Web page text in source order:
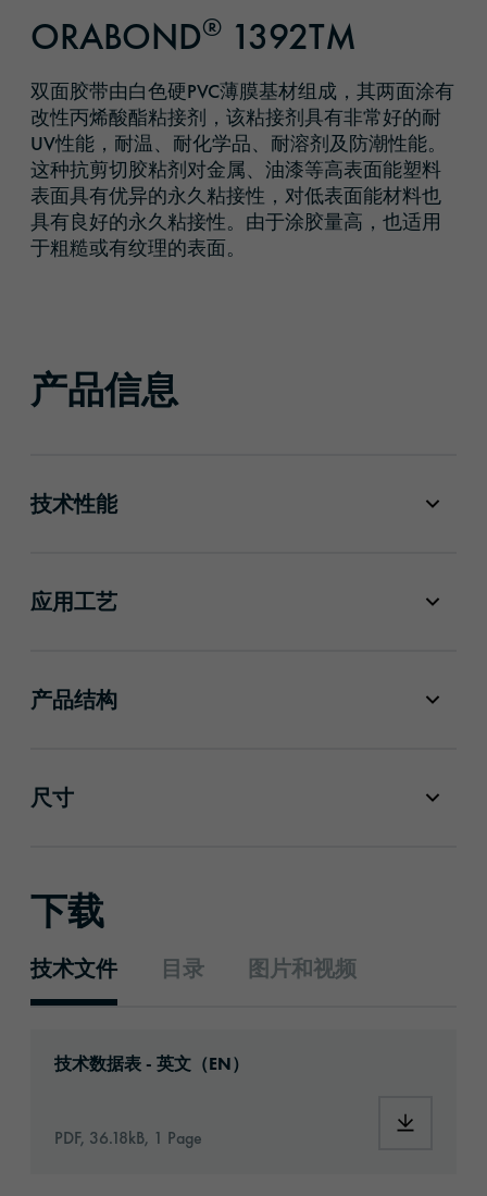
ORABOND® 1392TM
双面胶带由白色硬PVC薄膜基材组成，其两面涂有
改性丙烯酸酯粘接剂，该粘接剂具有非常好的耐
UV性能，耐温、耐化学品、耐溶剂及防潮性能。
这种抗剪切胶粘剂对金属、油漆等高表面能塑料
表面具有优异的永久粘接性，对低表面能材料也
具有良好的永久粘接性。由于涂胶量高，也适用
于粗糙或有纹理的表面。
产品信息
技术性能
应用工艺
产品结构
尺寸
下载
技术文件 目录 图片和视频
技术数据表 - 英文（EN）
PDF, 36.18kB, 1 Page